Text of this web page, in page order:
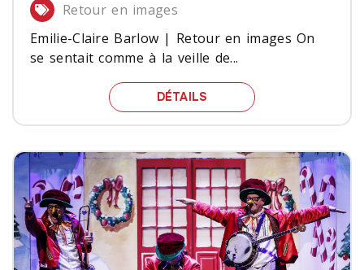
Retour en images
Emilie-Claire Barlow | Retour en images On
se sentait comme à la veille de...
DÉTAILS EMILIE-CLAIRE BARLOW